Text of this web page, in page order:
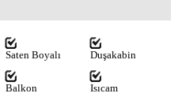
Saten Boyalı Duşakabin
Balkon Isıcam